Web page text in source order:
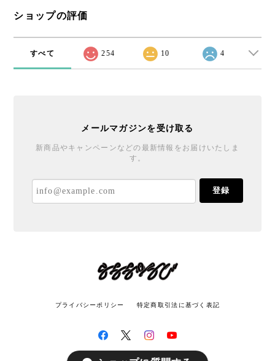
ショップの評価
すべて 254 10 4
メールマガジンを受け取る
新商品やキャンペーンなどの最新情報をお届けいたしま
す。
登録
プライバシーポリシー 特定商取引法に基づく表記